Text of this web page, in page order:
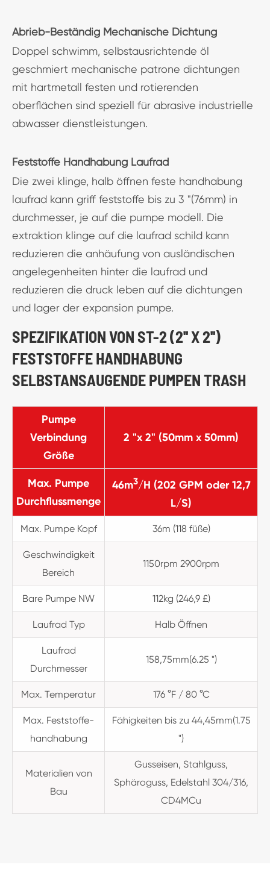
Abrieb-Beständig Mechanische Dichtung
Doppel schwimm, selbstausrichtende öl
geschmiert mechanische patrone dichtungen
mit hartmetall festen und rotierenden
oberflächen sind speziell für abrasive industrielle
abwasser dienstleistungen.
Feststoffe Handhabung Laufrad
Die zwei klinge, halb öffnen feste handhabung
laufrad kann griff feststoffe bis zu 3 "(76mm) in
durchmesser, je auf die pumpe modell. Die
extraktion klinge auf die laufrad schild kann
reduzieren die anhäufung von ausländischen
angelegenheiten hinter die laufrad und
reduzieren die druck leben auf die dichtungen
und lager der expansion pumpe.
SPEZIFIKATION VON ST-2 (2'' X 2'')
FESTSTOFFE HANDHABUNG
SELBSTANSAUGENDE PUMPEN TRASH
Pumpe
Verbindung
Größe
2 "x 2" (50mm x 50mm)
Max. Pumpe
Durchflussmenge
46m3/H (202 GPM oder 12,7
L/S)
Max. Pumpe Kopf 36m (118 füße)
Geschwindigkeit
Bereich
1150rpm 2900rpm
Bare Pumpe NW 112kg (246,9 £)
Laufrad Typ Halb Öffnen
Laufrad
Durchmesser
158,75mm(6.25 ")
Max. Temperatur 176 °F / 80 °C
Max. Feststoffe-
handhabung
Fähigkeiten bis zu 44,45mm(1.75
")
Materialien von
Bau
Gusseisen, Stahlguss,
Sphäroguss, Edelstahl 304/316,
CD4MCu